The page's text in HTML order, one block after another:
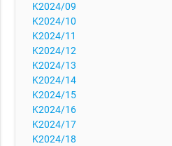
K2024/09
K2024/10
K2024/11
K2024/12
K2024/13
K2024/14
K2024/15
K2024/16
K2024/17
K2024/18